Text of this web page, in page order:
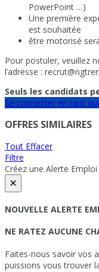
PowerPoint …)
Une première
est souhaitée
être motorisé
Pour postuler, veuillez
l’adresse :
Seuls les candidats
Se connecter en tant
OFFRES SIMILAIRES
Tout Effacer
Filtre
Créez une Alerte
×
NOUVELLE ALERTE
NE RATEZ AUCUNE
Faites-nous savoir vos
puissions vous trouver